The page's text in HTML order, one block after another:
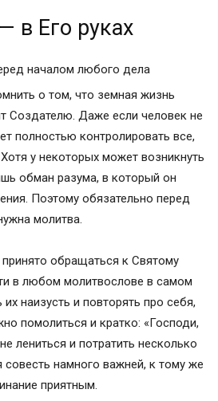
в Его руках
о том, что земная жизнь
Создателю. Даже если человек не
полностью контролировать все,
у некоторых может возникнуть
обман разума, в который он
Поэтому обязательно перед
молитва.
обращаться к Святому
в любом молитвослове в самом
наизусть и повторять про себя,
помолиться и кратко: «Господи,
лениться и потратить несколько
совесть намного важней, к тому же
приятным.